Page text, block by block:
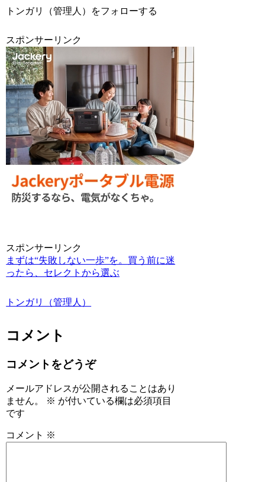
トンガリ（管理人）をフォローする
スポンサーリンク
スポンサーリンク
まずは“失敗しない一歩”を。買う前に迷
ったら、セレクトから選ぶ
トンガリ（管理人）
コメント
コメントをどうぞ
メールアドレスが公開されることはあり
ません。
※ が付いている欄は必須項目
です
コメント ※